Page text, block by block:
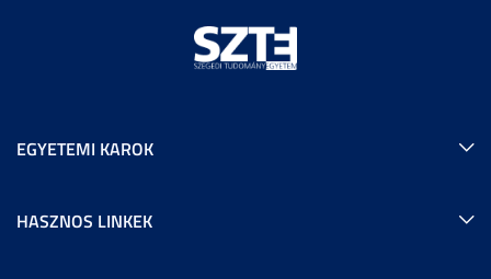
EGYETEMI KAROK
HASZNOS LINKEK